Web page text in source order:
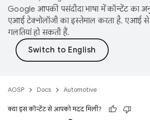
Google आपकी पसंदीदा भाषा में कॉन्टेंट का
एआई टेक्नोलॉजी का इस्तेमाल करता है. एआई से
गलतियां हो सकती हैं.
AOSP Docs Automotive
क्या इस कॉन्टेंट से आपको मदद मिली?